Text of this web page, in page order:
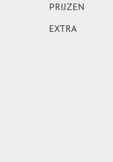
PRIJZEN
EXTRA